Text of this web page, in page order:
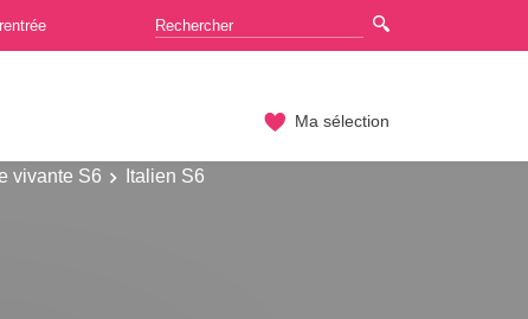
Ma sélection
vivante S6 Italien S6